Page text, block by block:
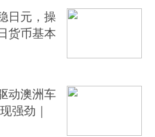
日元，操
货币基本
动澳洲车
强劲｜